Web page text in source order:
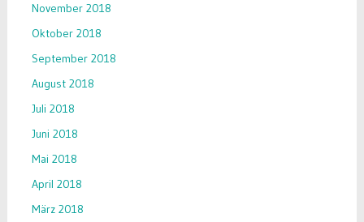
November 2018
Oktober 2018
September 2018
August 2018
Juli 2018
Juni 2018
Mai 2018
April 2018
März 2018